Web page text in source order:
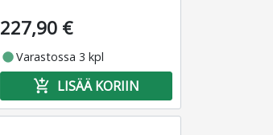
227,90 €
fiber_manual_recordVarastossa 3 kpl
add_shopping_cart LISÄÄ KORIIN